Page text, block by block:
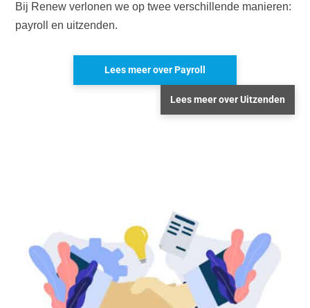
Bij Renew verlonen we op twee verschillende manieren:
payroll en uitzenden.
Lees meer over Payroll
Lees meer over Uitzenden